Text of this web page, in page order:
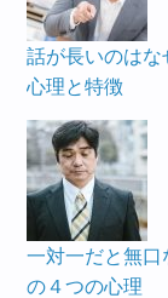
話が長いのは
心理と特徴
一対一だと無口
の４つの心理